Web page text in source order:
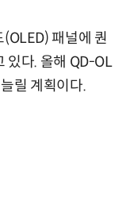
패널에 퀀
있다. 올해 QD-OL
릴 계획이다.